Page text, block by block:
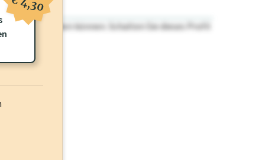
nicht einsehen können. Schalten Sie dieses Profil